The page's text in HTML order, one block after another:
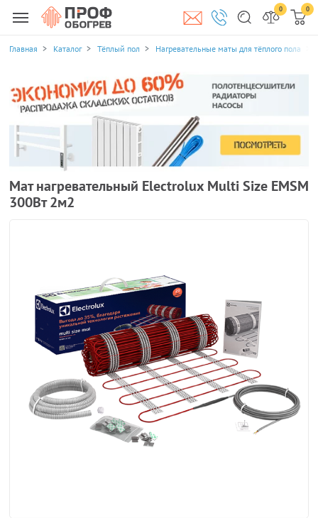
0 0
Главная Каталог Тёплый пол Нагревательные маты для тёплого пола
Мат нагревательный Electrolux Multi Size EMSM
300Вт 2м2